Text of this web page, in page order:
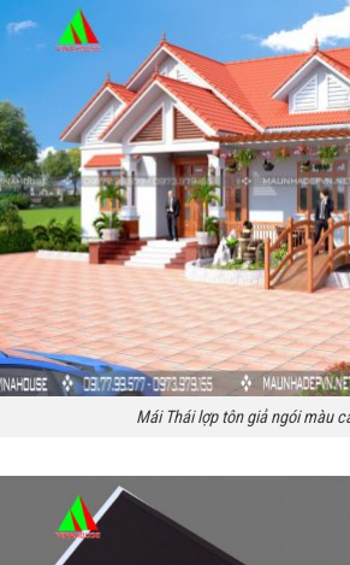
Mái Thái lợp tôn giả ngói màu